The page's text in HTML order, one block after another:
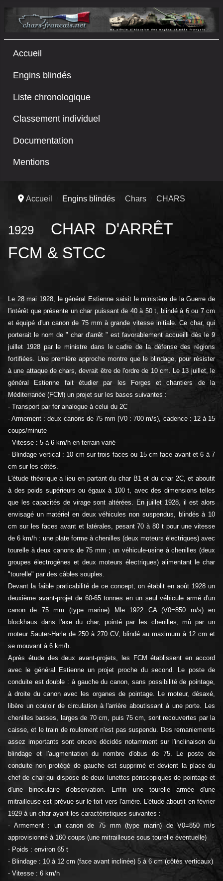
Accueil
Engins blindés
Liste chronologique
Classement individuel
Documentation
Mentions
Accueil Engins blindés Chars CHARS
1929 CHAR D'ARRÊT
FCM & STCC
Le 28 mai 1928, le général Estienne saisit le ministère de la Guerre de
l'intérêt que présente un char puissant de 40 à 50 t, blindé à 6 ou 7 cm
et équipé d'un canon de 75 mm à grande vitesse initiale. Ce char, qui
porterait le nom de " char d'arrêt " est favorablement accueilli dès le 9
juillet 1928 par le ministre dans le cadre de la défense des régions
fortifiées. Une première approche montre que le blindage, pour résister
à une attaque de chars, devrait être de l'ordre de 10 cm. Le 13 juillet, le
général Estienne fait étudier par les Forges et chantiers de la
Méditerranée (FCM) un projet sur les bases suivantes :
- Transport par fer analogue à celui du 2C
- Armement : deux canons de 75 mm (V0 : 700 m/s), cadence : 12 à 15
coups/minute
- Vitesse : 5 à 6 km/h en terrain varié
- Blindage vertical : 10 cm sur trois faces ou 15 cm face avant et 6 à 7
cm sur les côtés.
L'étude théorique a lieu en partant du char B1 et du char 2C, et aboutit
à des poids supérieurs ou égaux à 100 t, avec des dimensions telles
que les capacités de virage sont altérées. En juillet 1928, il est alors
envisagé un matériel en deux véhicules non suspendus, blindés à 10
cm sur les faces avant et latérales, pesant 70 à 80 t pour une vitesse
de 6 km/h : une plate forme à chenilles (deux moteurs électriques) avec
tourelle à deux canons de 75 mm ; un véhicule-usine à chenilles (deux
groupes électrogènes et deux moteurs électriques) alimentant le char
"tourelle" par des câbles souples.
Devant la faible praticabilité de ce concept, on établit en août 1928 un
deuxième avant-projet de 60-65 tonnes en un seul véhicule armé d'un
canon de 75 mm (type marine) Mle 1922 CA (V0=850 m/s) en
blockhaus dans l'axe du char, pointé par les chenilles, mû par un
moteur Sauter-Harle de 250 à 270 CV, blindé au maximum à 12 cm et
se mouvant à 6 km/h.
Après étude des deux avant-projets, les FCM établissent en accord
avec le général Estienne un projet proche du second. Le poste de
conduite est double : à gauche du canon, sans possibilité de pointage,
à droite du canon avec les organes de pointage. Le moteur, désaxé,
libère un couloir de circulation à l'arrière aboutissant à une porte. Les
chenilles basses, larges de 70 cm, puis 75 cm, sont recouvertes par la
caisse, et le train de roulement n'est pas suspendu. Des remaniements
assez importants sont encore décidés notamment sur l'inclinaison du
blindage et l'augmentation du nombre d'obus de 75. Le poste de
conduite non protégé de gauche est supprimé et devient la place du
chef de char qui dispose de deux lunettes périscopiques de pointage et
d'une binoculaire d'observation. Enfin une tourelle armée d'une
mitrailleuse est prévue sur le toit vers l'arrière. L'étude aboutit en février
1929 à un char ayant les caractéristiques suivantes :
- Armement : un canon de 75 mm (type marin) de V0=850 m/s
approvisionné à 160 coups (une mitrailleuse sous tourelle éventuelle)
- Poids : environ 65 t
- Blindage : 10 à 12 cm (face avant inclinée) 5 à 6 cm (côtés verticaux)
- Vitesse : 6 km/h